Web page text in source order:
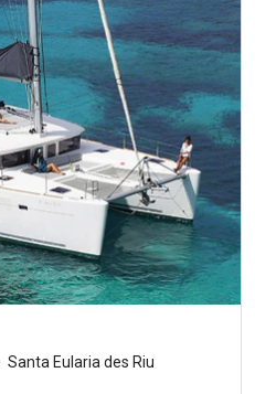
Santa Eularia des Riu